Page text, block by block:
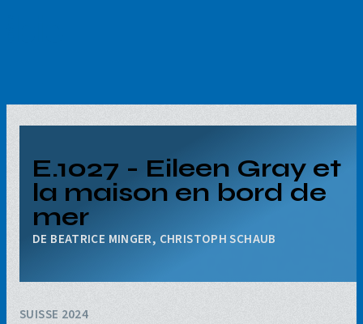
E.1027 - Eileen Gray et
la maison en bord de
mer
BEATRICE MINGER, CHRISTOPH SCHAUB
SUISSE 2024